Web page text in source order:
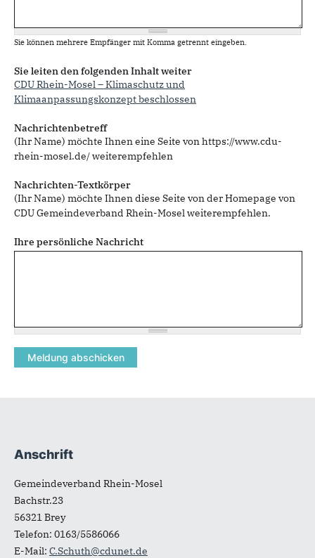
Sie können mehrere Empfänger mit Komma getrennt eingeben.
Sie leiten den folgenden Inhalt weiter
CDU Rhein-Mosel – Klimaschutz und
Klimaanpassungskonzept beschlossen
Nachrichtenbetreff
(Ihr Name) möchte Ihnen eine Seite von https://www.cdu-
rhein-mosel.de/ weiterempfehlen
Nachrichten-Textkörper
(Ihr Name) möchte Ihnen diese Seite von der Homepage von
CDU Gemeindeverband Rhein-Mosel weiterempfehlen.
Ihre persönliche Nachricht
Fußbereich
Anschrift
Gemeindeverband Rhein-Mosel
Bachstr.23
56321Brey
Telefon: 0163/5586066
E-Mail: C.Schuth@cdunet.de